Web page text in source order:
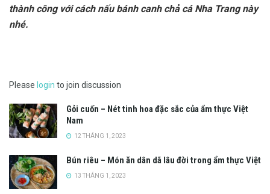
thành công với cách nấu bánh canh chả cá Nha Trang này
nhé.
Please login to join discussion
Gỏi cuốn – Nét tinh hoa đặc sắc của ẩm thực Việt
Nam
12 THÁNG 1, 2023
Bún riêu – Món ăn dân dã lâu đời trong ẩm thực Việt
13 THÁNG 1, 2023